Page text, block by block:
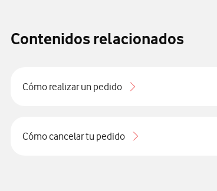
Contenidos relacionados
Cómo realizar un pedido
Cómo cancelar tu pedido